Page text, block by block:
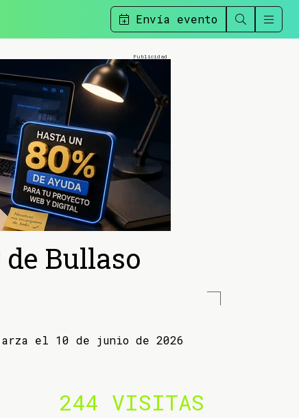
Envía evento
Bullaso
el 10 de junio de 2026
244 VISITAS